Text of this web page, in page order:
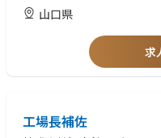
山口県
求
工場長補佐